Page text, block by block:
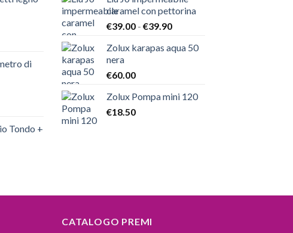
di
Tondo +
caramel con pettorina
€39.00 - €39.90Fascia
prezzo:
€39.90
Zolux karapas aqua 50
nera
€60.00
Zolux Pompa mini 120
€18.50
CATALOGO PREMI